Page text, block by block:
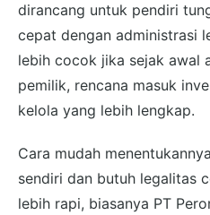
dirancang untuk pendiri
cepat dengan administrasi
lebih cocok jika sejak awal
pemilik, rencana masuk
kelola yang lebih lengkap.
Cara mudah
sendiri dan butuh legalitas
lebih rapi, biasanya PT